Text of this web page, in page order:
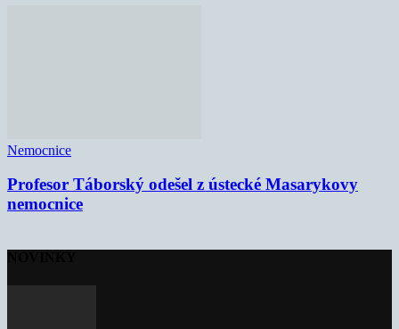
Nemocnice
Profesor Táborský odešel z ústecké Masarykovy
nemocnice